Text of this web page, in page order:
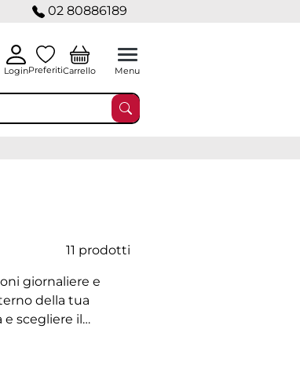
02 80886189
LoginPreferitiCarrello Menu
11 prodotti
giornaliere e
della tua
e scegliere il